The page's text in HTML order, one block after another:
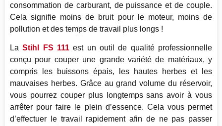
consommation de carburant, de puissance et de couple.
Cela signifie moins de bruit pour le moteur, moins de
pollution et des temps de travail plus longs !
LaStihl FS 111 est un outil de qualité professionnelle
conçu pour couper une grande variété de matériaux, y
compris les buissons épais, les hautes herbes et les
mauvaises herbes. Grâce au grand volume du réservoir,
vous pourrez couper plus longtemps sans avoir à vous
arrêter pour faire le plein d’essence. Cela vous permet
d’effectuer le travail rapidement afin de ne pas passer